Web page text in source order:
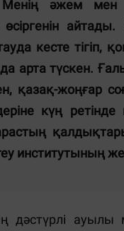
әжем мен
кесте тігіп,
арта түскен.
қазақ-
күң
институтының
ауылы